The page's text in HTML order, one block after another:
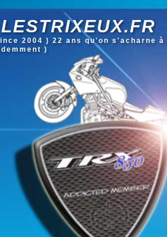
LESTRIXEUX.FR
2004 ) 22 ans qu'on s'acharne
)